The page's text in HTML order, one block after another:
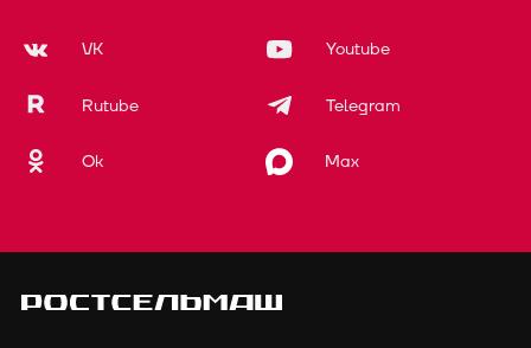
VK Youtube
Rutube Telegram
Ok Max